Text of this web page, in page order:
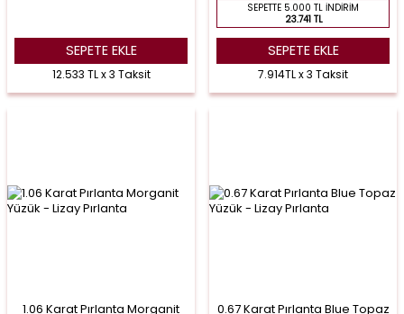
SEPETE EKLE
12.533 TL x 3 Taksit
SEPETTE 5.000 TL İNDIRIM
23.741 TL
SEPETE EKLE
7.914TL x 3 Taksit
1.06 Karat Pırlanta Morganit
0.67 Karat Pırlanta Blue Topaz